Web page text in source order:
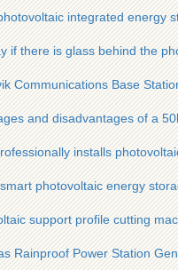
integrated energy
if there is glass behind the
Communications Base
and disadvantages of a
installs
photovoltaic energy
support profile cutting
Rainproof Power Station